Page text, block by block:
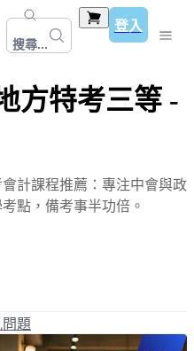
搜尋...
登入
方特考三等 -
計課程推薦：專注中會與政
點，備考事半功倍。
題